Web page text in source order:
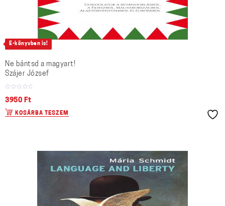
E-könyvben is!
Ne bántsd a magyart!
Szájer József
3950 Ft
KOSÁRBA TESZEM